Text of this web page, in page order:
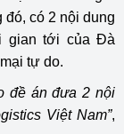
đó, có 2 nội dung
gian tới của Đà
tự do.
đề án đưa 2 nội
Việt Nam”,